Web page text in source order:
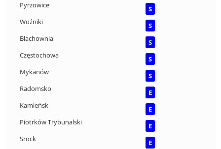
Pyrzowice
S
Woźniki
S
Blachownia
S
Częstochowa
S
Mykanów
S
Radomsko
E
Kamieńsk
E
Piotrków Trybunalski
E
Srock
E